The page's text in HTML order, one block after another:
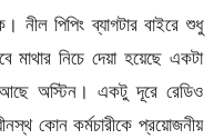
পিপিং ব্যাগটার বাইরে শুধু
মাথার নিচে দেয়া হয়েছে একটা
অস্টিন। একটু দূরে রেডিও
কোন কর্মচারীকে প্রয়োজনীয়